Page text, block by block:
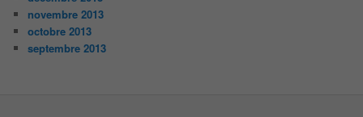
novembre 2013
octobre 2013
septembre 2013